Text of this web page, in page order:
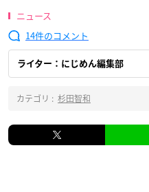
ニュース
14
ライター：にじめん編集部
カテゴリ : 杉田智和